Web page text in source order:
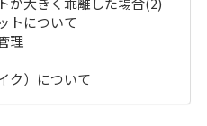
トについて
理
ク）について